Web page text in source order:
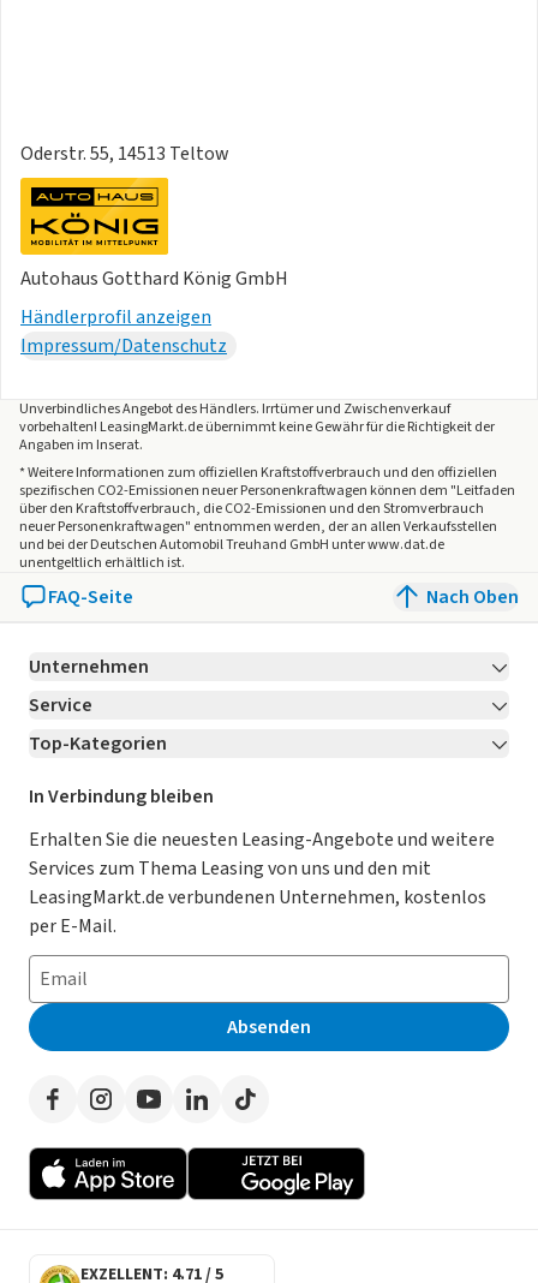
Oderstr. 55, 14513 Teltow
Autohaus Gotthard König GmbH
Händlerprofil anzeigen
Impressum/Datenschutz
Unverbindliches Angebot desHändlers. Irrtümer und Zwischenverkauf
vorbehalten! LeasingMarkt.de übernimmt keine Gewähr für die Richtigkeit der
Angaben im Inserat.
* Weitere Informationen zum offiziellen Kraftstoffverbrauch und den offiziellen
spezifischen CO2-Emissionen neuer Personenkraftwagen können dem "Leitfaden
über den Kraftstoffverbrauch, die CO2-Emissionen und den Stromverbrauch
neuer Personenkraftwagen" entnommen werden, der an allen Verkaufsstellen
und bei der Deutschen Automobil Treuhand GmbH unter www.dat.de
unentgeltlich erhältlich ist.
FAQ-Seite Nach Oben
Unternehmen
Über LeasingMarkt.de
Karriere Jetzt bewerben!
Für Händler
Kooperation mit AutoScout24
AGB
Datenschutz
Impressum
Erklärung zur Barrierefreiheit
Presse
Service
Kontakt
Ratgeber
Magazin
Datenschutz-Einstellungen
So funktioniert’s
Häufig gestellte Fragen
Leasing-Lexikon
Auto-Tests
Werben auf LeasingMarkt.de
Top-Kategorien
Leasing Deals
Gebrauchtwagen Leasing
Leasing ohne Anzahlung
E-Auto Leasing
Privatleasing
Leasing-Vergleiche
Herstellerverzeichnis
Händlerverzeichnis
In Verbindung bleiben
Erhalten Sie die neuesten Leasing-Angebote und weitere
Services zum Thema Leasing von uns und den mit
LeasingMarkt.de verbundenen Unternehmen, kostenlos
per E-Mail.
Absenden
EXZELLENT: 4.71 / 5